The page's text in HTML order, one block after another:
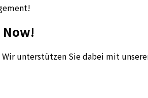
unterstützen Sie dabei mit